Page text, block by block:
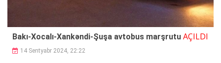
Bakı-Xocalı-Xankəndi-Şuşa avtobus marşrutu AÇILDI
14 Sentyabr 2024, 22:22